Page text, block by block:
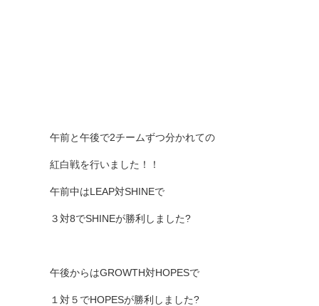
午前と午後で2チームずつ分かれての
紅白戦を行いました！！
午前中はLEAP対SHINEで
３対8でSHINEが勝利しました?
午後からはGROWTH対HOPESで
１対５でHOPESが勝利しました?